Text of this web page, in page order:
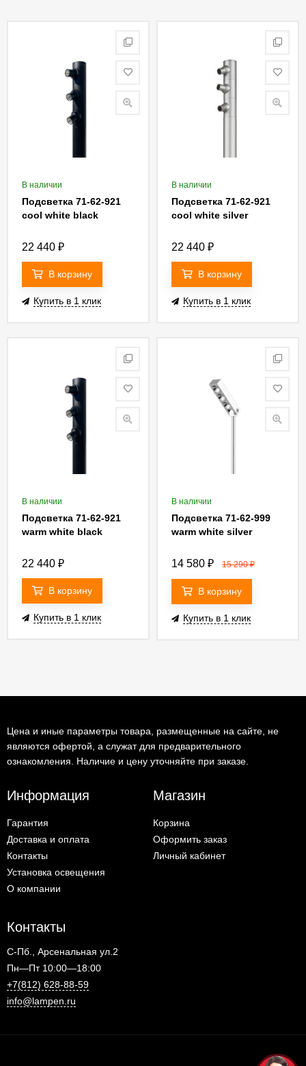
В наличии
Подсветка 71-62-921
cool white black
22 440 ₽
В корзину
Купить в 1 клик
В наличии
Подсветка 71-62-921
cool white silver
22 440 ₽
В корзину
Купить в 1 клик
В наличии
Подсветка 71-62-921
warm white black
22 440 ₽
В корзину
Купить в 1 клик
В наличии
Подсветка 71-62-999
warm white silver
14 580 ₽ 15 290₽
В корзину
Купить в 1 клик
Цена и иные параметры товара, размещенные на сайте, не
являются офертой, а служат для предварительного
ознакомления. Наличие и цену уточняйте при заказе.
Информация
Гарантия
Доставка и оплата
Контакты
Установка освещения
О компании
Магазин
Корзина
Оформить заказ
Личный кабинет
Контакты
С-Пб., Арсенальная ул.2
Пн—Пт 10:00—18:00
+7(812) 628-88-59
info@lampen.ru